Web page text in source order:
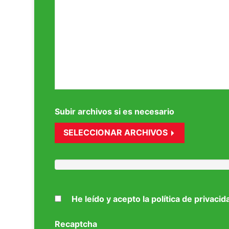
Subir archivos si es necesario
SELECCIONAR ARCHIVOS
He leído y acepto la política de
Recaptcha